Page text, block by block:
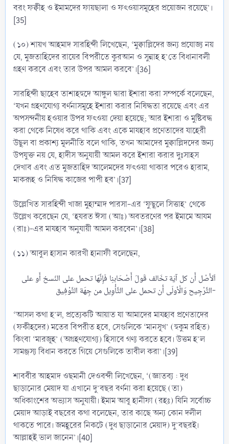
বরং ফক্বীহ ও ইমামদের ফায়ছালা ও ফৎওয়াসমূহের প্রয়োজন রয়েছে’।
[35]
(১০) শায়খ আহমাদ সারহিন্দী লিখেছেন, ‘মুক্বাল্লিদের জন্য প্রযোজ্য নয়
যে, মুজতাহিদের রায়ের বিপরীতে কুরআন ও সুন্নাহ হ’তে বিধানাবলী
গ্রহণ করবে এবং তার উপর আমল করবে’।[36]
সারহিন্দী ছাহেব তাশাহহুদে আঙ্গুল দ্বারা ইশারা করা সম্পর্কে বলেছেন,
‘যখন গ্রহণযোগ্য বর্ণনাসমূহে ইশারা করার নিষিদ্ধতা রয়েছে এবং এর
অপসন্দনীয় হওয়ার উপর ফৎওয়া দেয়া হয়েছে; আর ইশারা ও মুষ্টিবদ্ধ
করা থেকে নিষেধ করে থাকি এবং একে মাযহাব প্রণেতাদের যাহেরী
উছূল বা প্রকাশ্য মূলনীতি বলে থাকি, তখন আমাদের মুক্বাল্লিদদের জন্য
উপযুক্ত নয় যে, হাদীস অনুযায়ী আমল করে ইশারা করার দুঃসাহস
দেখাব এবং এত মুজতাহিদ আলেমদের ফৎওয়া থাকার পরেও হারাম,
মাকরূহ ও নিষিদ্ধ কাজের পাপী হব’।[37]
উল্লেখিত সারহিন্দী খাজা মুহাম্মাদ পারসা-এর ‘ফুছূলে সিত্তাহ’ থেকে
উল্লেখ করেছেন যে, ‘হযরত ঈসা (আঃ) অবতরণের পর ইমামে আযম
(রাঃ)-এর মাযহাব অনুযায়ী আমল করবেন’।[38]
(১১) আবুল হাসান কারখী হানাফী বলেছেন,
اَلأَصْل أَن كل آيَة تخَالف قَولَ أَصْحَابنِا فَإِنَّهَا تحمل على النّسخ أَو على
التَّرْجِيح وَالْأولَى أَن تحمل على التَّأْوِيل من جِهَة التَّوْفِيق-​
‘আসল কথা হ’ল, প্রত্যেকটি আয়াত যা আমাদের মাযহাব প্রণেতাদের
(ফকীহদের) মতের বিপরীত হবে, সেগুলিকে ‘মানসূখ’ (হুকুম রহিত)
কিংবা ‘মারজূহ’ (অগ্রহণযোগ্য) হিসাবে গণ্য করতে হবে। উত্তম হ’ল
সামঞ্জস্য বিধান করতে গিয়ে সেগুলিকে তাবীল করা’।[39]
শাববীর আহমাদ ওছমানী দেওবন্দী লিখেছেন, ‘(জ্ঞাতব্য : দুধ
ছাড়ানোর মেয়াদ যা এখানে দু’বছর বর্ণনা করা হয়েছে (তা)
অধিকাংশের অভ্যাস অনুযায়ী। ইমাম আবূ হানীফা (রহঃ) যিনি সর্বোচ্চ
মেয়াদ আড়াই বছরের কথা বলেছেন, তার কাছে অন্য কোন দলীল
থাকতে পারে। জমহূরের নিকটে (দুধ ছাড়ানোর মেয়াদ) দু’বছরই।
আল্লাহই ভাল জানেন’।[40]